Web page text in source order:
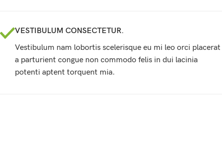
VESTIBULUM CONSECTETUR.
Vestibulum nam lobortis scelerisque eu mi leo orci placerat
a parturient congue non commodo felis in dui lacinia
potenti aptent torquent mia.